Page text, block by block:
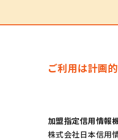
ご利用は計画
加盟指定信用情報
株式会社日本信用